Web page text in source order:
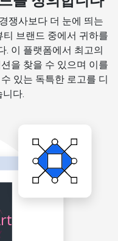
쟁사보다 더 눈에 띄는
브랜드 중에서 귀하를
. 이 플랫폼에서 최고의
을 찾을 수 있으며 이를
있는 독특한 로고를 디
다.